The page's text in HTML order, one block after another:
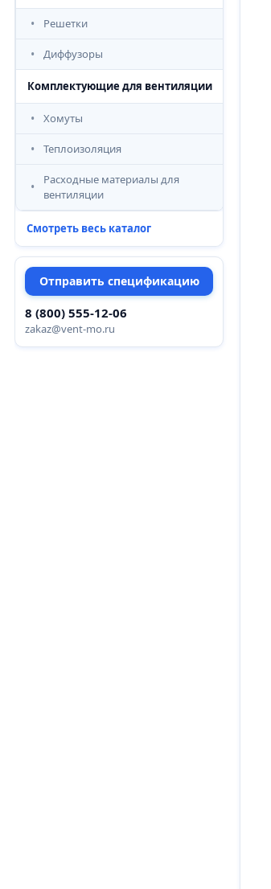
Решетки
Диффузоры
Комплектующие для вентиляции
Хомуты
Теплоизоляция
Расходные материалы для
вентиляции
Смотреть весь каталог
Отправить спецификацию
8 (800) 555-12-06
zakaz@vent-mo.ru